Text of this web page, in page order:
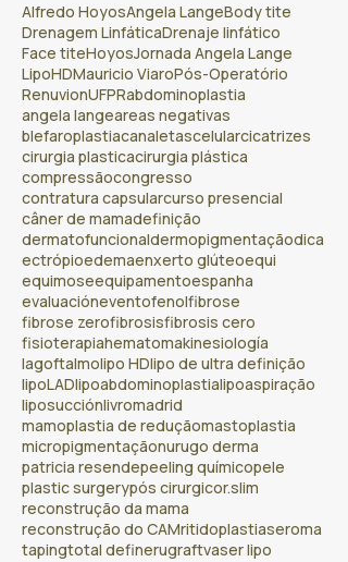
Alfredo HoyosAngela LangeBody tite
Drenagem LinfáticaDrenaje linfático
Face titeHoyosJornada Angela Lange
LipoHDMauricio ViaroPós-Operatório
RenuvionUFPRabdominoplastia
angela langeareas negativas
blefaroplastiacanaletascelularcicatrizes
cirurgia plasticacirurgia plástica
compressãocongresso
contratura capsularcurso presencial
câner de mamadefinição
dermatofuncionaldermopigmentaçãodica
ectrópioedemaenxerto glúteoequi
equimoseequipamentoespanha
evaluacióneventofenolfibrose
fibrose zerofibrosisfibrosis cero
fisioterapiahematomakinesiología
lagoftalmolipo HDlipo de ultra definição
lipoLADlipoabdominoplastialipoaspiração
liposucciónlivromadrid
mamoplastia de reduçãomastoplastia
micropigmentaçãonurugo derma
patricia resendepeeling químicopele
plastic surgerypós cirurgicor.slim
reconstrução da mama
reconstrução do CAMritidoplastiaseroma
tapingtotal definerugraftvaser lipo